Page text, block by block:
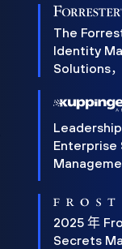
The
Identity
Solutions
Enterprise
2025 年
Secrets